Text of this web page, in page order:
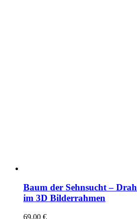
Baum der Sehnsucht –
im 3D Bilderrahmen
69,00 €